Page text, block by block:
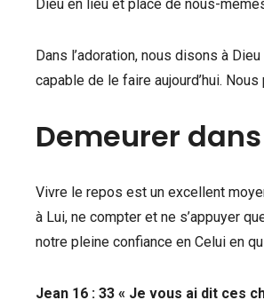
Dieu en lieu et place de nous-
Dans l’adoration, nous disons à
capable de le faire aujourd’hui.
Demeurer
Vivre le repos est un excellent
à Lui, ne compter et ne s’appuyer
notre pleine confiance en Celui en
Jean 16 : 33 « Je vous ai dit ces